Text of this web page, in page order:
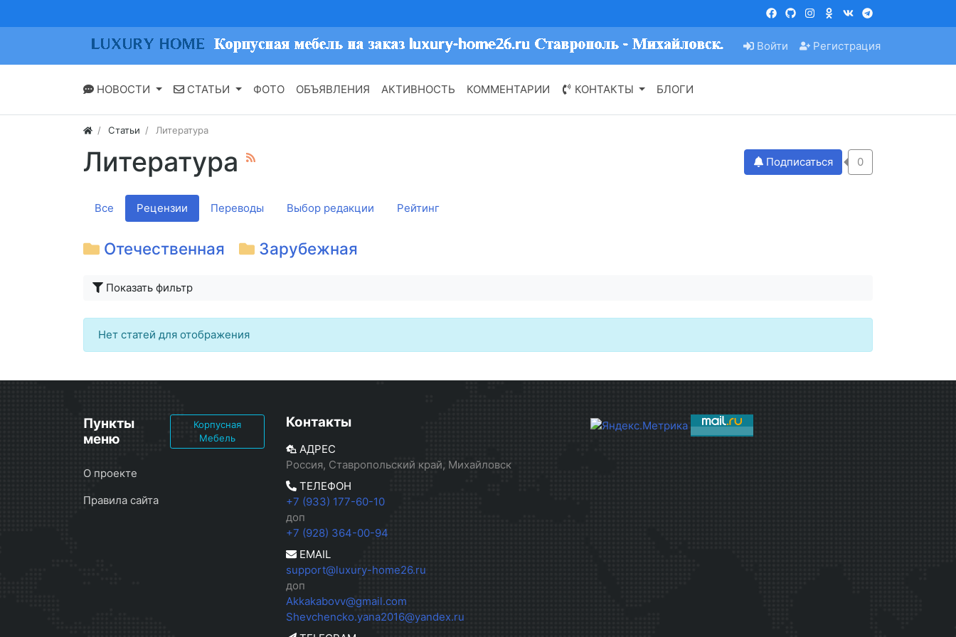
Войти Регистрация
НОВОСТИ СТАТЬИ ФОТО ОБЪЯВЛЕНИЯ АКТИВНОСТЬ КОММЕНТАРИИ КОНТАКТЫ БЛОГИ
Статьи Литература
Литература Подписаться 0
Все Рецензии Переводы Выбор редакции Рейтинг
Отечественная Зарубежная
Показать фильтр
Нет статей для отображения
Пункты
меню
Корпусная
Мебель
О проекте
Правила сайта
Контакты
АДРЕС
Россия, Ставропольский край, Михайловск
ТЕЛЕФОН
+7 (933) 177-60-10
доп
+7 (928) 364-00-94
EMAIL
support@luxury-home26.ru
доп
Akkakabovv@gmail.com
Shevchencko.yana2016@yandex.ru